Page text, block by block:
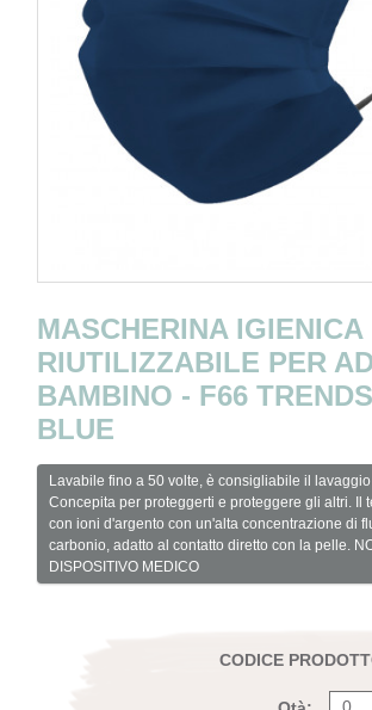
MASCHERINA IGIENICA
RIUTILIZZABILE PER
BAMBINO - F66
BLUE
Lavabile fino a 50 volte, è consigliabile il lavaggio
Concepita per proteggerti e proteggere gli altri. Il
con ioni d'argento con un'alta concentrazione di
carbonio, adatto al contatto diretto con la pelle.
DISPOSITIVO MEDICO
CODICE